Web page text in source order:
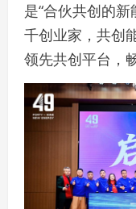
是“合伙共创的
千创业家，共创
领先共创平台，